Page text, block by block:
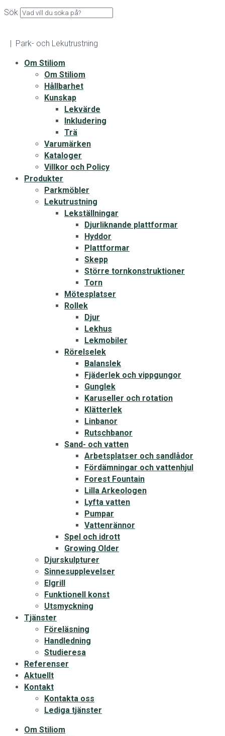
Sök
| Park- och Lekutrustning
Om Stiliom
Om Stiliom
Hållbarhet
Kunskap
Lekvärde
Inkludering
Trä
Varumärken
Kataloger
Villkor och Policy
Produkter
Parkmöbler
Lekutrustning
Lekställningar
Djurliknande plattformar
Hyddor
Plattformar
Skepp
Större tornkonstruktioner
Torn
Mötesplatser
Rollek
Djur
Lekhus
Lekmobiler
Rörelselek
Balanslek
Fjäderlek och vippgungor
Gunglek
Karuseller och rotation
Klätterlek
Linbanor
Rutschbanor
Sand- och vatten
Arbetsplatser och sandlådor
Fördämningar och vattenhjul
Forest Fountain
Lilla Arkeologen
Lyfta vatten
Pumpar
Vattenrännor
Spel och idrott
Growing Older
Djurskulpturer
Sinnesupplevelser
Elgrill
Funktionell konst
Utsmyckning
Tjänster
Föreläsning
Handledning
Studieresa
Referenser
Aktuellt
Kontakt
Kontakta oss
Lediga tjänster
Om Stiliom